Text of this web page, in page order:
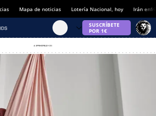
Mapa de noticias Lotería Nacional, hoy Irán